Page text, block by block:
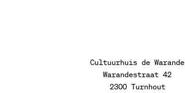
Cultuurhuis de Warande
Warandestraat 42
2300 Turnhout